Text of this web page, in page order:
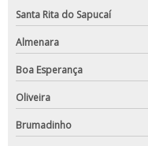
Santa Rita do Sapucaí
Almenara
Boa Esperança
Oliveira
Brumadinho